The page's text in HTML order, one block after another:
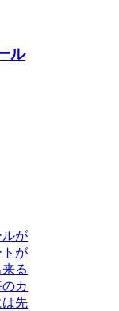
ル
が
が
る
カ
先